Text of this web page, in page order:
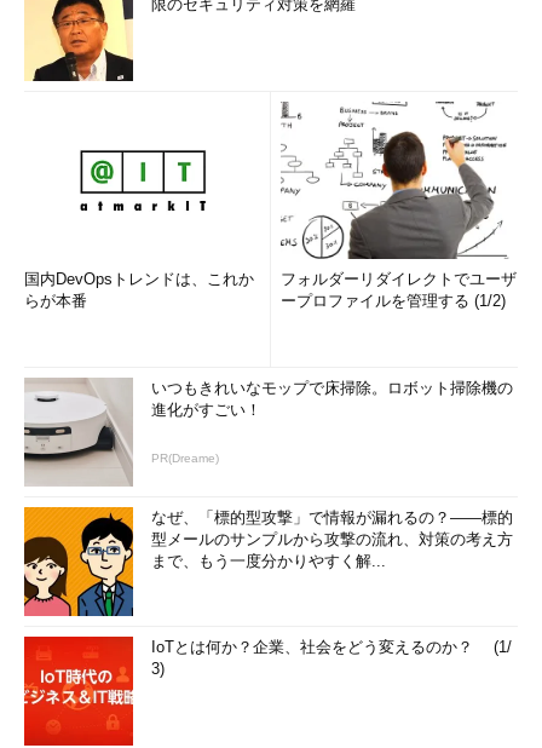
限のセキュリティ対策を網羅
国内DevOpsトレンドは、これか
らが本番
フォルダーリダイレクトでユーザ
ープロファイルを管理する (1/2)
いつもきれいなモップで床掃除。ロボット掃除機の
進化がすごい！
PR(Dreame)
なぜ、「標的型攻撃」で情報が漏れるの？――標的
型メールのサンプルから攻撃の流れ、対策の考え方
まで、もう一度分かりやすく解...
IoTとは何か？企業、社会をどう変えるのか？ (1/
3)